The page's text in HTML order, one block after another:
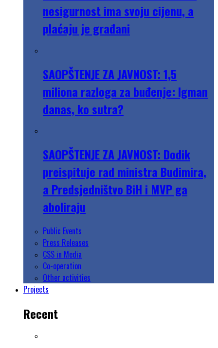
nesigurnost ima svoju cijenu, a
plaćaju je građani
SAOPŠTENJE ZA JAVNOST: 1,5
miliona razloga za buđenje: Igman
danas, ko sutra?
SAOPŠTENJE ZA JAVNOST: Dodik
preispituje rad ministra Budimira,
a Predsjedništvo BiH i MVP ga
aboliraju
Public Events
Press Releases
CSS in Media
Co-operation
Other activities
Projects
Recent